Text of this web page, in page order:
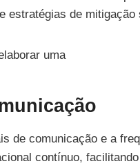
estratégias de mitigação
uma
de comunicação e a
contínuo,